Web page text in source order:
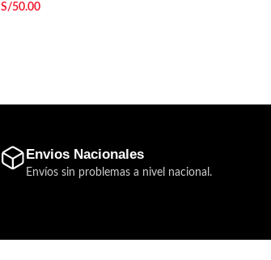
S/50.00
Envios Nacionales
Envíos sin problemas a nivel nacional.